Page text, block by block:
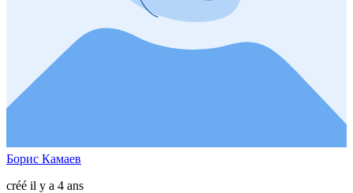
Борис Камаев
créé il y a 4 ans